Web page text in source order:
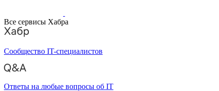
Все сервисы Хабра
Сообщество IT-специалистов
Ответы на любые вопросы об IT